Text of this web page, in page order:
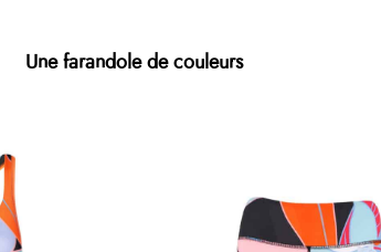
Une farandole de couleurs